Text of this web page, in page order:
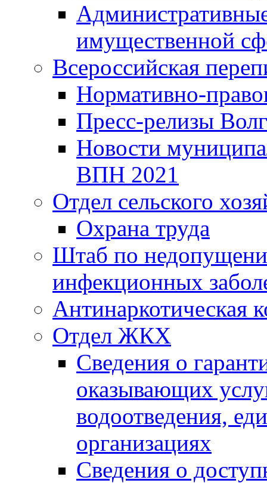
имущественной
Всероссийская
Нормативно-
Пресс-релизы
Новости
ВПН 2021
Отдел сельского
Охрана труда
Штаб по
инфекционных
Антинаркотическая
Отдел ЖКХ
Сведения о
оказывающих
водоотведения,
организациях
Сведения о